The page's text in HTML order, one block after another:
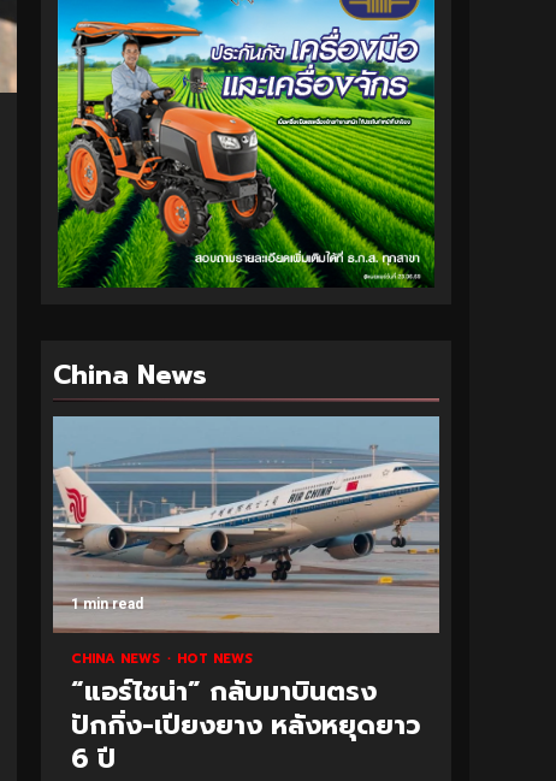
China News
1 min read
CHINA NEWS HOT NEWS
“แอร์ไชน่า” กลับมาบินตรง
ปักกิ่ง-เปียงยาง หลังหยุดยาว
6 ปี